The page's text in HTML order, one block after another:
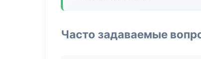
Часто задаваемые